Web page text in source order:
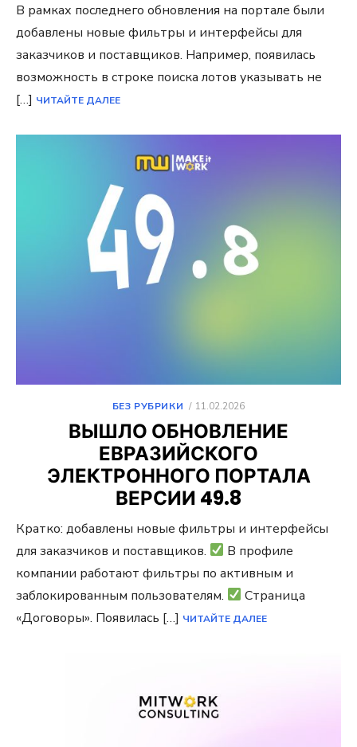
В рамках последнего обновления на портале были
добавлены новые фильтры и интерфейсы для
заказчиков и поставщиков. Например, появилась
возможность в строке поиска лотов указывать не
[…] ЧИТАЙТЕ ДАЛЕЕ
БЕЗ РУБРИКИ ОПУБЛИКОВАНО
11.02.2026
ВЫШЛО ОБНОВЛЕНИЕ
ЕВРАЗИЙСКОГО
ЭЛЕКТРОННОГО ПОРТАЛА
ВЕРСИИ 49.8
Кратко: добавлены новые фильтры и интерфейсы
для заказчиков и поставщиков.
В профиле
компании работают фильтры по активным и
заблокированным пользователям.
Страница
«Договоры». Появилась […] ЧИТАЙТЕ ДАЛЕЕ